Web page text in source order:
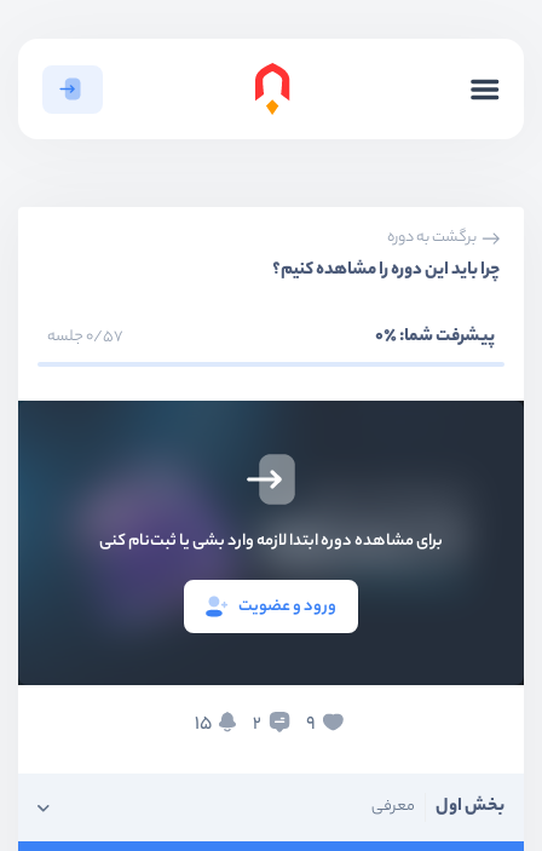
برگشت به دوره
چرا باید این دوره را مشاهده کنیم؟
پیشرفت شما:٪0 0/57 جلسه
برای مشاهده دوره ابتدا لازمه وارد بشی یا ثبت‌نام کنی
ورود و عضویت
9
2
15
بخش اول معرفی